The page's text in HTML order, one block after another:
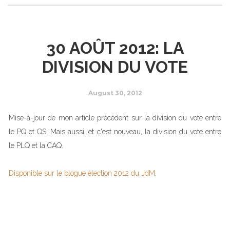
30 AOÛT 2012: LA
DIVISION DU VOTE
August 30, 2012
Mise-à-jour de mon article précédent sur la division du vote entre
le PQ et QS. Mais aussi, et c'est nouveau, la division du vote entre
le PLQ et la CAQ.
Disponible sur le blogue élection 2012 du JdM